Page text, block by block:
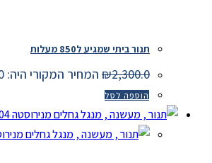
תנור ביתי שמגיע ל850 מעלות
₪2,300.0 המחיר המקורי היה: ₪2,300.0.
הוספה לסל